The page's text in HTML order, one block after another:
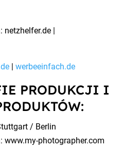
netzhelfer.de |
| werbeeinfach.de
PRODUKCJI I
/ Berlin
www.my-photographer.com